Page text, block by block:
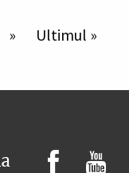
Ultima
Ultimul »